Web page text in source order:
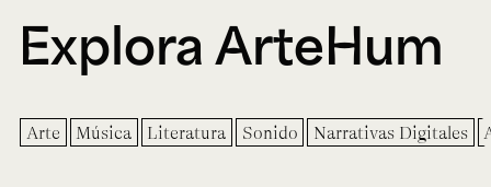
Explora ArteHum
Arte Música Literatura Sonido Narrativas Digitales